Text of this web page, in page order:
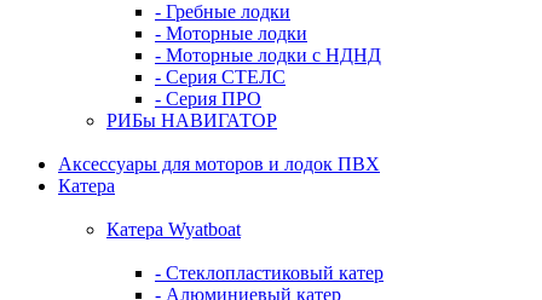
- Гребные лодки
- Моторные лодки
- Моторные лодки с НДНД
- Серия СТЕЛС
- Серия ПРО
РИБы НАВИГАТОР
Аксессуары для моторов и лодок ПВХ
Катера
Катера Wyatboat
- Cтеклопластиковый катер
- Алюминиевый катер